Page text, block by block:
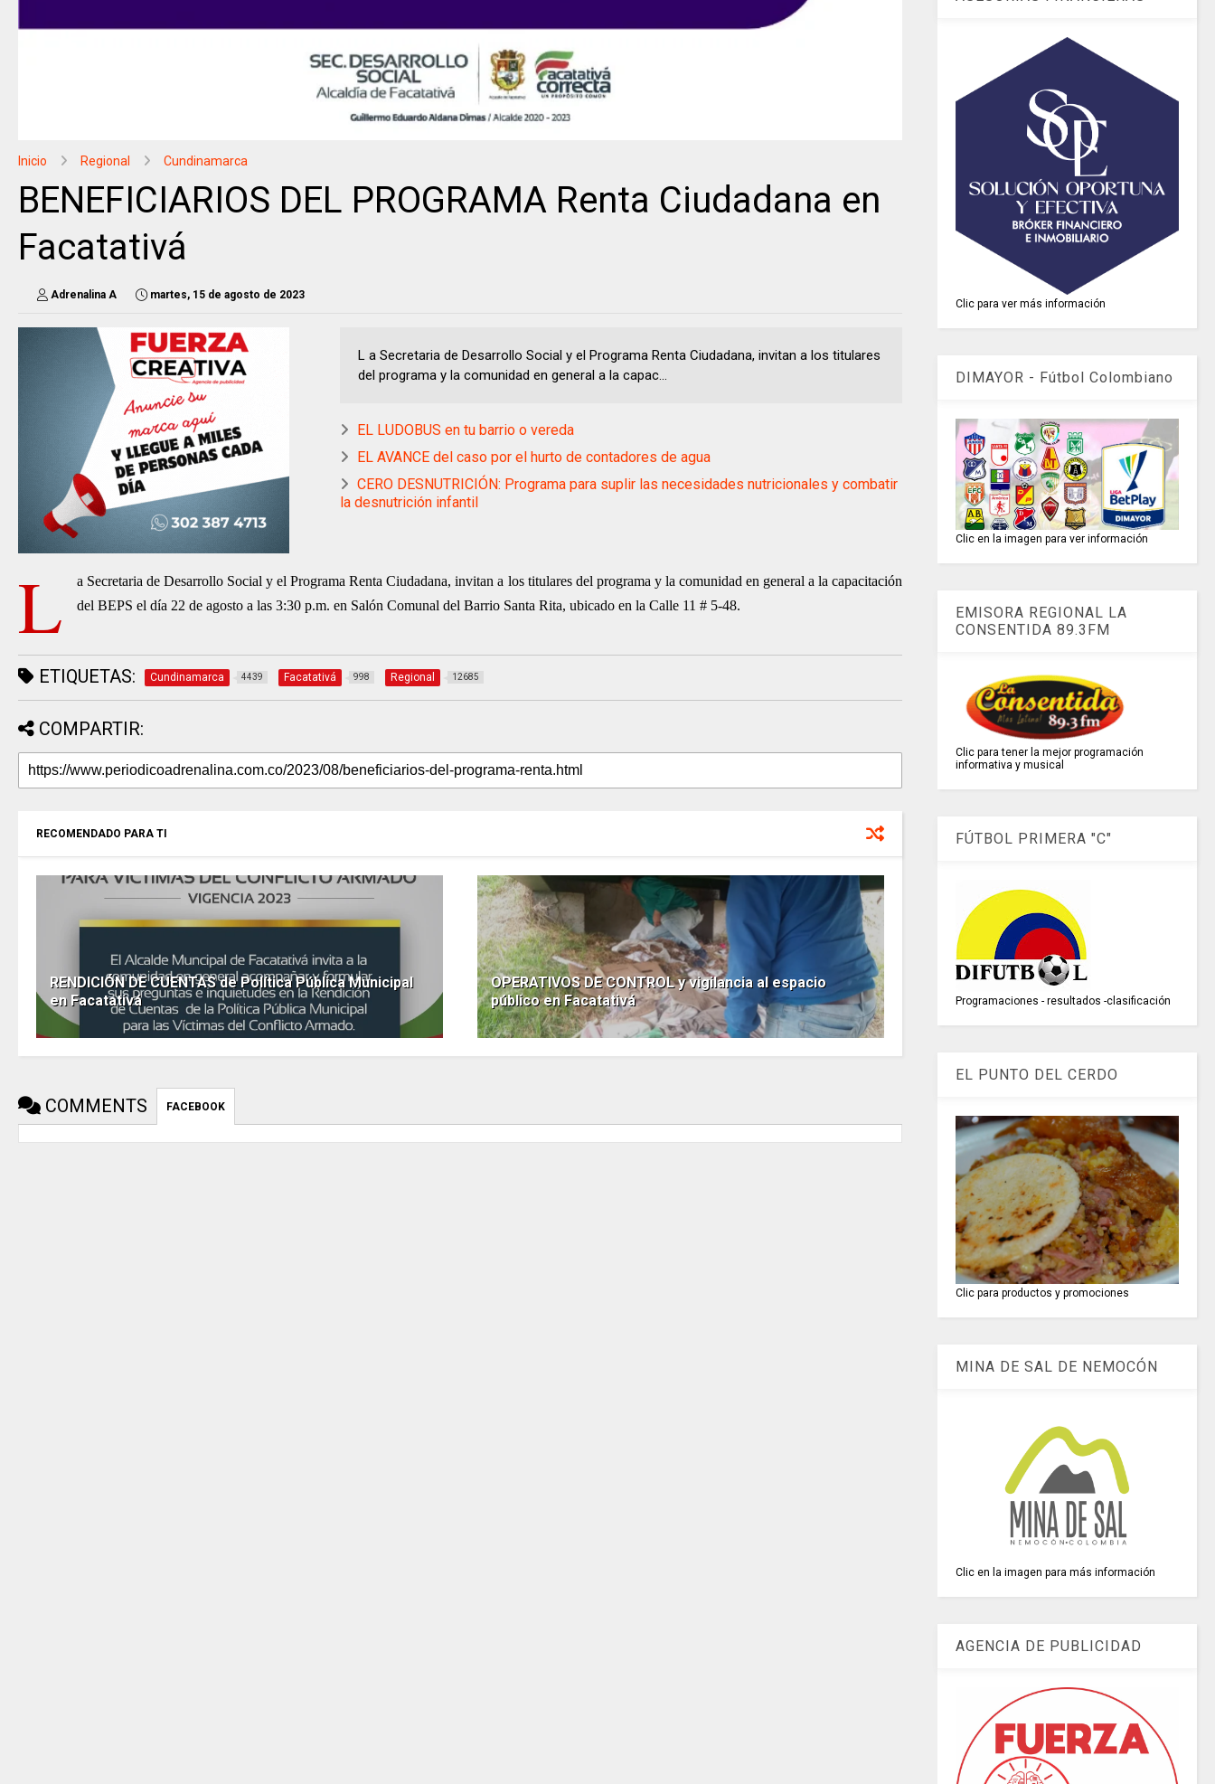
Inicio Regional Cundinamarca
BENEFICIARIOS DEL PROGRAMA Renta Ciudadana en
Facatativá
Adrenalina A martes, 15 de agosto de 2023
L a Secretaria de Desarrollo Social y el Programa Renta Ciudadana, invitan a los titulares
del programa y la comunidad en general a la capac...
EL LUDOBUS en tu barrio o vereda
EL AVANCE del caso por el hurto de contadores de agua
CERO DESNUTRICIÓN: Programa para suplir las necesidades nutricionales y combatir
la desnutrición infantil
L
a Secretaria de Desarrollo Social y el Programa Renta Ciudadana, invitan a los titulares del programa y la comunidad en general a la capacitación
del BEPS el día 22 de agosto a las 3:30 p.m. en Salón Comunal del Barrio Santa Rita, ubicado en la Calle 11 # 5-48.
ETIQUETAS: Cundinamarca 4439 Facatativá 998 Regional 12685
COMPARTIR:
RECOMENDADO PARA TI
RENDICIÓN DE CUENTAS de Política Pública Municipal
en Facatativá
OPERATIVOS DE CONTROL y vigilancia al espacio
público en Facatativá
COMMENTS FACEBOOK
Clic para ver más información
DIMAYOR - Fútbol Colombiano
Clic en la imagen para ver información
EMISORA REGIONAL LA
CONSENTIDA 89.3FM
Clic para tener la mejor programación
informativa y musical
FÚTBOL PRIMERA "C"
Programaciones - resultados -clasificación
EL PUNTO DEL CERDO
Clic para productos y promociones
MINA DE SAL DE NEMOCÓN
Clic en la imagen para más información
AGENCIA DE PUBLICIDAD